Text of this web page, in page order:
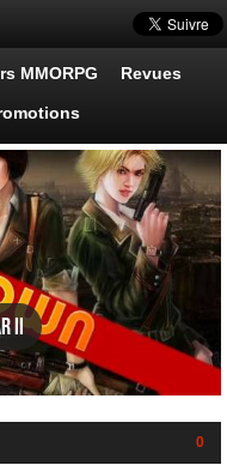
MMORPG Revues
II
0